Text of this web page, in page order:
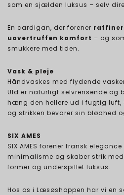
som en sjælden luksus – selv
En cardigan, der forener
uovertruffen komfort – og
smukkere med tiden.
Vask & pleje
Håndvaskes med flydende
Uld er naturligt selvrensende og
hæng den hellere ud i fugtig luft,
og strikken bevarer sin blødhed
SIX AMES
SIX AMES forener fransk
minimalisme og skaber strik
former og underspillet luksus.
Hos os i Læsøshoppen har vi en